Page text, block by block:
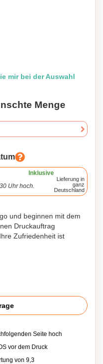
mir bei der Auswahl
Menge
Inklusive
Uhr hoch.
Lieferung in
ganz
Deutschland
und beginnen mit dem
Druckauftrag
Zufriedenheit ist
Seite hoch
vor dem Druck
von 9,3